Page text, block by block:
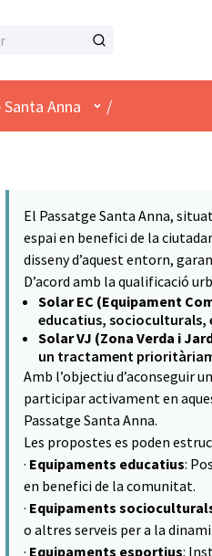
Anna Menú d'usuari
/
El Passatge Santa Anna,
espai en benefici de la
disseny d’aquest entorn,
D’acord amb la qualificació
Solar EC (Equipament
educatius, socioculturals,
Solar VJ (Zona Verda i
un tractament
Amb l’objectiu d’aconseguir
participar activament en
Passatge Santa Anna.
Les propostes es poden
· Equipaments educatius:
en benefici de la comunitat.
· Equipaments
o altres serveis per a la
· Equipaments esportius: